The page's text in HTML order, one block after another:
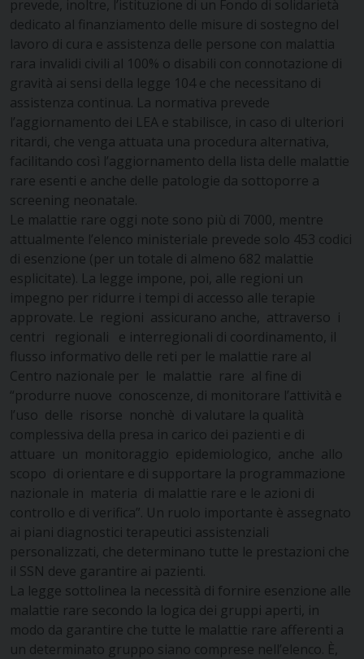
prevede, inoltre, l’istituzione di un Fondo di solidarietà
dedicato al finanziamento delle misure di sostegno del
lavoro di cura e assistenza delle persone con malattia
rara invalidi civili al 100% o disabili con connotazione di
gravità ai sensi della legge 104 e che necessitano di
assistenza continua. La normativa prevede
l’aggiornamento dei LEA e stabilisce, in caso di ulteriori
ritardi, che venga attuata una procedura alternativa,
facilitando così l’aggiornamento della lista delle malattie
rare esenti e anche delle patologie da sottoporre a
screening neonatale.
Le malattie rare oggi note sono più di 7000, mentre
attualmente l’elenco ministeriale prevede solo 453 codici
di esenzione (per un totale di almeno 682 malattie
esplicitate). La legge impone, poi, alle regioni un
impegno per ridurre i tempi di accesso alle terapie
approvate. Le regioni assicurano anche, attraverso i
centri regionali e interregionali di coordinamento, il
flusso informativo delle reti per le malattie rare al
Centro nazionale per le malattie rare al fine di
“produrre nuove conoscenze, di monitorare l’attività e
l’uso delle risorse nonchè di valutare la qualità
complessiva della presa in carico dei pazienti e di
attuare un monitoraggio epidemiologico, anche allo
scopo di orientare e di supportare la programmazione
nazionale in materia di malattie rare e le azioni di
controllo e di verifica”. Un ruolo importante è assegnato
ai piani diagnostici terapeutici assistenziali
personalizzati, che determinano tutte le prestazioni che
il SSN deve garantire ai pazienti.
La legge sottolinea la necessità di fornire esenzione alle
malattie rare secondo la logica dei gruppi aperti, in
modo da garantire che tutte le malattie rare afferenti a
un determinato gruppo siano comprese nell’elenco. È,